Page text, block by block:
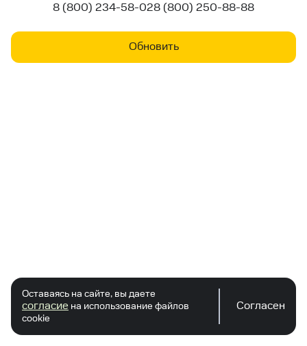
8 (800) 234-58-028 (800) 250-88-88
Обновить
Оставаясь на сайте, вы даете
согласие на использование файлов
cookie
Согласен